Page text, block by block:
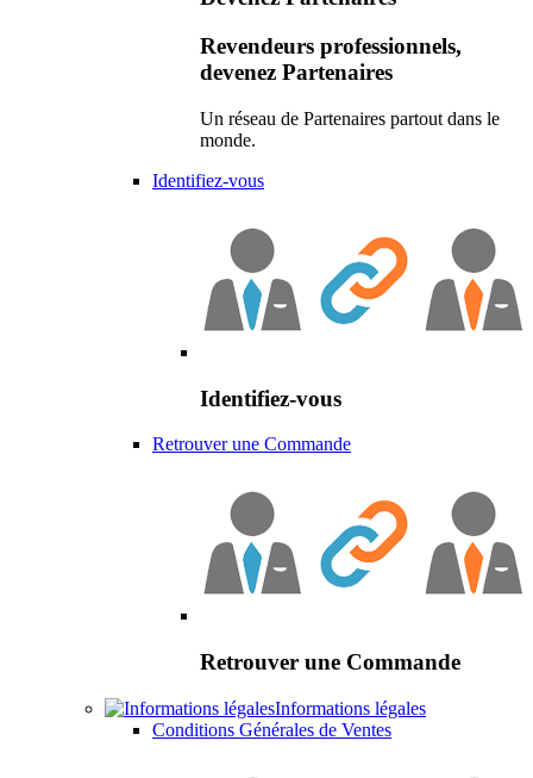
Revendeurs professionnels,
devenez Partenaires
Un réseau de Partenaires partout dans le
monde.
Identifiez-vous
Identifiez-vous
Retrouver une Commande
Retrouver une Commande
Informations légales
Conditions Générales de Ventes